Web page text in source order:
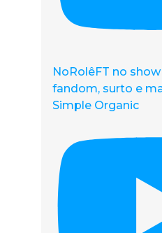
NoRolêFT no
fandom, surto e
Simple Organic